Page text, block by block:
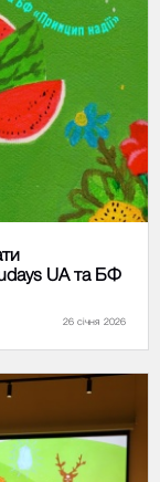
UA та БФ
26 січня 2026